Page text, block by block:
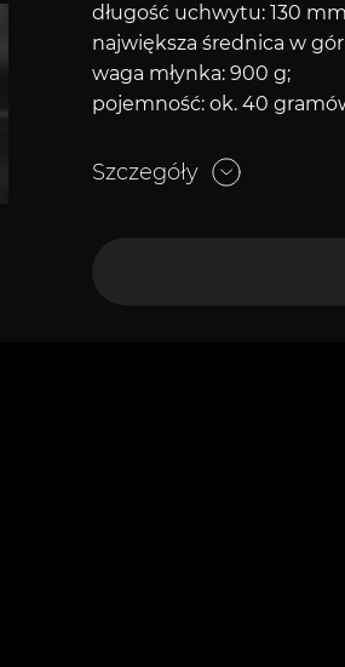
długość uchwytu: 130
największa średnica w
waga młynka: 900 g;
pojemność: ok. 40
Szczegóły